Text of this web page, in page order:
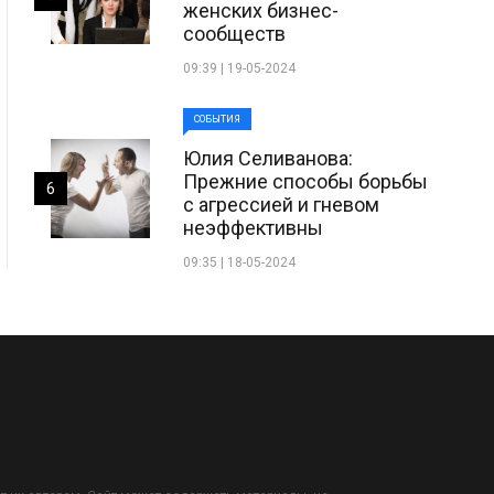
женских бизнес-
сообществ
09:39 | 19-05-2024
СОБЫТИЯ
Юлия Селиванова:
Прежние способы борьбы
с агрессией и гневом
неэффективны
09:35 | 18-05-2024
6